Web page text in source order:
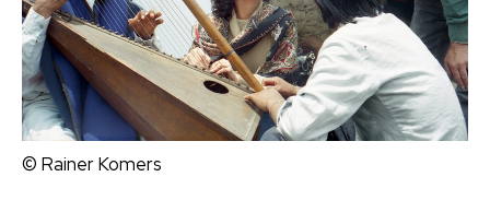
© Rainer Komers